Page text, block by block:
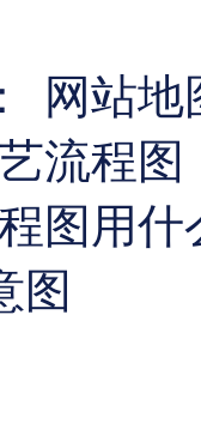
网站
流程图
图用
图